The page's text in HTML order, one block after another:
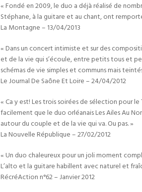
« Fondé en 2009, le duo a déjà réalisé de
Stéphane, à la guitare et au chant, ont
La Montagne – 13/04/2013
« Dans un concert intimiste et sur des
et de la vie qui s’écoule, entre petits tous et
schémas de vie simples et communs mais
Le Journal De Saône Et Loire – 24/04/2012
« Ca y est! Les trois soirées de sélection pour
facilement que le duo orléanais Les Ailes Au
autour du couple et de la vie qui va. Ou pas. »
La Nouvelle République – 27/02/2012
« Un duo chaleureux pour un joli moment
L’alto et la guitare habillent avec naturel et
RécréAction n°62 – Janvier 2012